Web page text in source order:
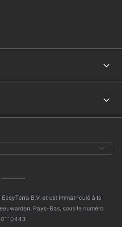
B.V. et est immatriculé à la
Pays-Bas, sous le numéro
0110443